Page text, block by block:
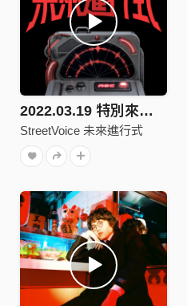
2022.03.19 特別來賓：鶴 The Crane
StreetVoice 未來進行式